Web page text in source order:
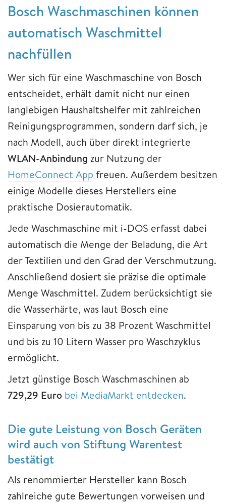
Bosch Waschmaschinen können
automatisch Waschmittel
nachfüllen
Wer sich für eine Waschmaschine von Bosch
entscheidet, erhält damit nicht nur einen
langlebigen Haushaltshelfer mit zahlreichen
Reinigungsprogrammen, sondern darf sich, je
nach Modell, auch über direkt integrierte
WLAN-Anbindung zur Nutzung der
HomeConnect App freuen. Außerdem besitzen
einige Modelle dieses Herstellers eine
praktische Dosierautomatik.
Jede Waschmaschine mit i-DOS erfasst dabei
automatisch die Menge der Beladung, die Art
der Textilien und den Grad der Verschmutzung.
Anschließend dosiert sie präzise die optimale
Menge Waschmittel. Zudem berücksichtigt sie
die Wasserhärte, was laut Bosch eine
Einsparung von bis zu 38 Prozent Waschmittel
und bis zu 10 Litern Wasser pro Waschzyklus
ermöglicht.
Jetzt günstige Bosch Waschmaschinen ab
729,29 Euro bei MediaMarkt entdecken.
Die gute Leistung von Bosch Geräten
wird auch von Stiftung Warentest
bestätigt
Als renommierter Hersteller kann Bosch
zahlreiche gute Bewertungen vorweisen und